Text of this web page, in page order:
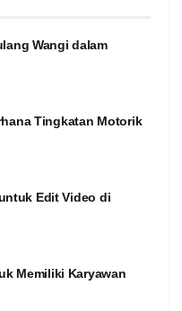
Wangi dalam
Tingkatan Motorik
Edit Video di
Memiliki Karyawan